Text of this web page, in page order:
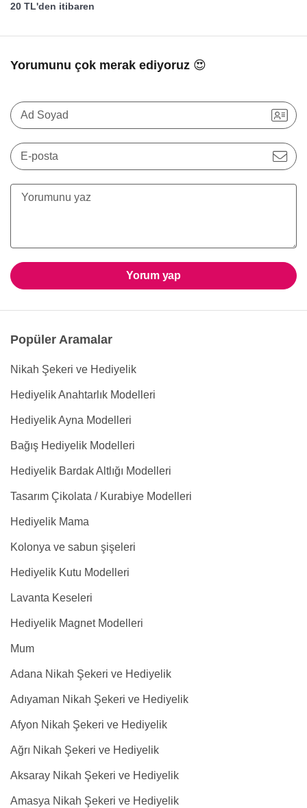
20 TL'den itibaren
Yorumunu çok merak ediyoruz 😍
Ad Soyad
E-posta
Yorum yap
Popüler Aramalar
Nikah Şekeri ve Hediyelik
Hediyelik Anahtarlık Modelleri
Hediyelik Ayna Modelleri
Bağış Hediyelik Modelleri
Hediyelik Bardak Altlığı Modelleri
Tasarım Çikolata / Kurabiye Modelleri
Hediyelik Mama
Kolonya ve sabun şişeleri
Hediyelik Kutu Modelleri
Lavanta Keseleri
Hediyelik Magnet Modelleri
Mum
Adana Nikah Şekeri ve Hediyelik
Adıyaman Nikah Şekeri ve Hediyelik
Afyon Nikah Şekeri ve Hediyelik
Ağrı Nikah Şekeri ve Hediyelik
Aksaray Nikah Şekeri ve Hediyelik
Amasya Nikah Şekeri ve Hediyelik